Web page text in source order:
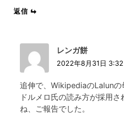
返信
レンガ餅
2022年8月31日
追伸で、WikipediaのLalun
ドルメロ氏の読み方が採用
ね、ご報告でした。